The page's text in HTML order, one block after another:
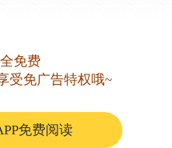
东岭还是西岭，还
免费
受免广告特权哦~
免费阅读